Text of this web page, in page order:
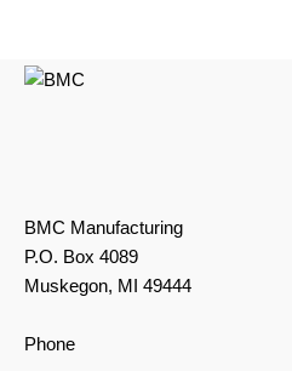
BMC Manufacturing
P.O. Box 4089
Muskegon, MI 49444
Phone